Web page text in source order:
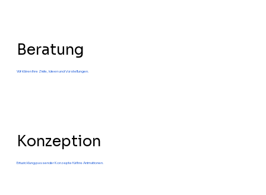
Beratung
Wir klären Ihre Ziele, Ideen und Vorstellungen.
Konzeption
Entwicklung passender Konzepte für Ihre Animationen.